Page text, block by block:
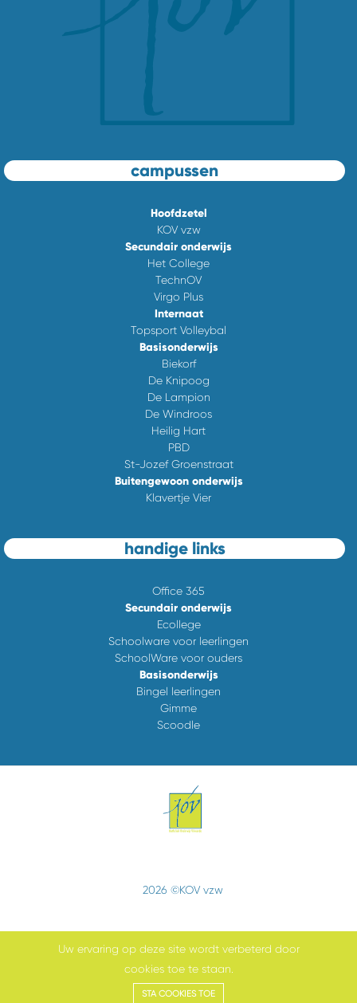
campussen
Hoofdzetel
KOV vzw
Secundair onderwijs
Het College
TechnOV
Virgo Plus
Internaat
Topsport Volleybal
Basisonderwijs
Biekorf
De Knipoog
De Lampion
De Windroos
Heilig Hart
PBD
St-Jozef Groenstraat
Buitengewoon onderwijs
Klavertje Vier
handige links
Office 365
Secundair onderwijs
Ecollege
Schoolware voor leerlingen
SchoolWare voor ouders
Basisonderwijs
Bingel leerlingen
Gimme
Scoodle
2026 ©KOV vzw
Cookiebeleid
Uw ervaring op deze site wordt verbeterd door
cookies toe te staan.
STA COOKIES TOE